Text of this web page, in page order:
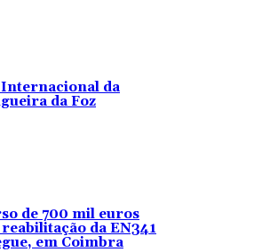
da
da Foz
de 700 mil euros
da EN341
em Coimbra